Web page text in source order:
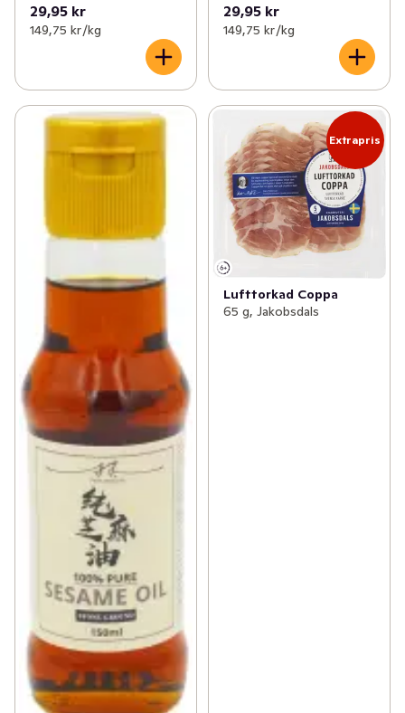
29,95 kr
149,75 kr /kg
29,95 kr
149,75 kr /kg
Extrapris
Lufttorkad Coppa
65 g, Jakobsdals